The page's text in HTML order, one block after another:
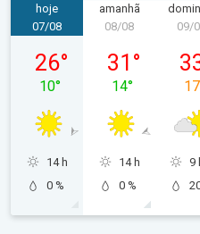
hoje
sexta-feira, 07/08
07/08
26°
10°
14 h
0 %
amanhã
sábado, 08/08
08/08
31 °
14°
14 h
0 %
09/
17
9